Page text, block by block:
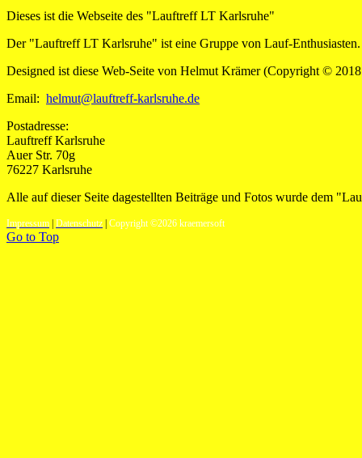
Dieses ist die Webseite des "Lauftreff LT Karlsruhe"
Der "Lauftreff LT Karlsruhe" ist eine Gruppe von Lauf-
Designed ist diese Web-Seite von Helmut Krämer (Copyright ©
Email: helmut@lauftreff-karlsruhe.de
Postadresse:
Lauftreff Karlsruhe
Auer Str. 70g
76227 Karlsruhe
Alle auf dieser Seite dagestellten Beiträge und Fotos wurde dem
Impressum Datenschutz Copyright ©2026 kraemersoft
Go to Top